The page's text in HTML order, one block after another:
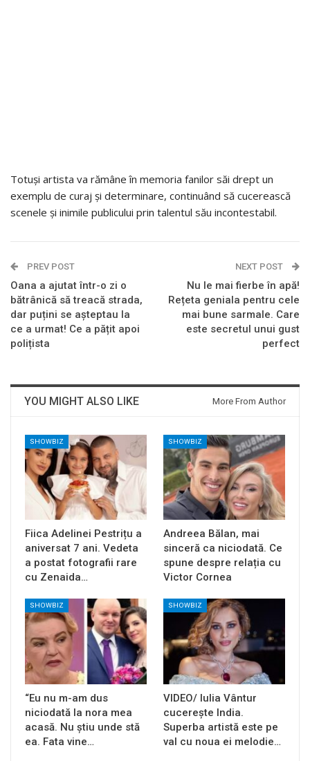
Totuși artista va rămâne în memoria fanilor săi drept un
exemplu de curaj și determinare, continuând să cucerească
scenele și inimile publicului prin talentul său incontestabil.
PREV POST
Oana a ajutat într-o zi o
bătrânică să treacă strada,
dar puțini se așteptau la
ce a urmat! Ce a pățit apoi
polițista
NEXT POST
Nu le mai fierbe în apă!
Rețeta geniala pentru cele
mai bune sarmale. Care
este secretul unui gust
perfect
YOU MIGHT ALSO LIKE More From Author
SHOWBIZ
Fiica Adelinei Pestrițu a
aniversat 7 ani. Vedeta
a postat fotografii rare
cu Zenaida…
SHOWBIZ
Andreea Bălan, mai
sinceră ca niciodată. Ce
spune despre relația cu
Victor Cornea
SHOWBIZ
“Eu nu m-am dus
niciodată la nora mea
acasă. Nu știu unde stă
ea. Fata vine…
SHOWBIZ
VIDEO/ Iulia Vântur
cucerește India.
Superba artistă este pe
val cu noua ei melodie…